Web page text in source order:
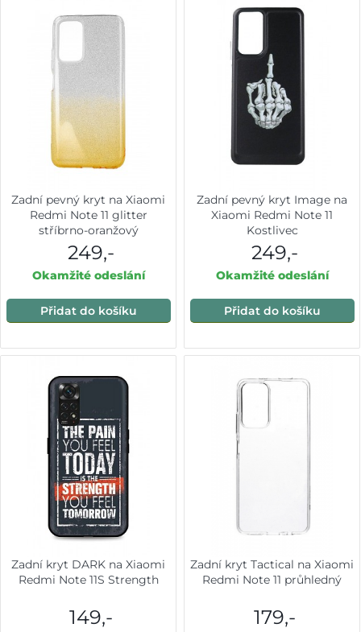
Zadní pevný kryt na Xiaomi
Redmi Note 11 glitter
stříbrno-oranžový
249,-
Okamžité odeslání
Přidat do košíku
Zadní pevný kryt Image na
Xiaomi Redmi Note 11
Kostlivec
249,-
Okamžité odeslání
Přidat do košíku
Zadní kryt DARK na Xiaomi
Redmi Note 11S Strength
149,-
Zadní kryt Tactical na Xiaomi
Redmi Note 11 průhledný
179,-